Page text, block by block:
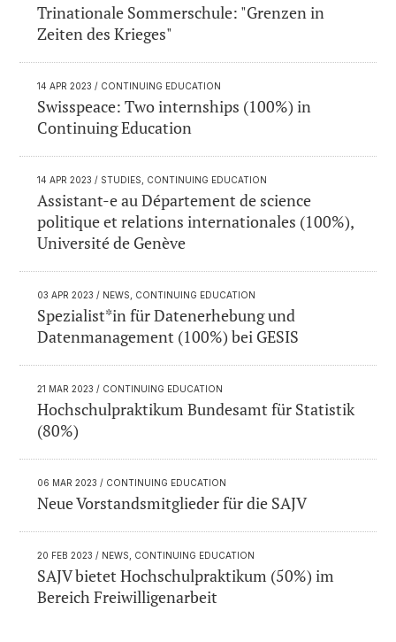
Trinationale Sommerschule: "Grenzen in
Zeiten des Krieges"
14 APR 2023 / CONTINUING EDUCATION
Swisspeace: Two internships (100%) in
Continuing Education
14 APR 2023 / STUDIES, CONTINUING EDUCATION
Assistant-e au Département de science
politique et relations internationales (100%),
Université de Genève
03 APR 2023 / NEWS, CONTINUING EDUCATION
Spezialist*in für Datenerhebung und
Datenmanagement (100%) bei GESIS
21 MAR 2023 / CONTINUING EDUCATION
Hochschulpraktikum Bundesamt für Statistik
(80%)
06 MAR 2023 / CONTINUING EDUCATION
Neue Vorstandsmitglieder für die SAJV
20 FEB 2023 / NEWS, CONTINUING EDUCATION
SAJV bietet Hochschulpraktikum (50%) im
Bereich Freiwilligenarbeit